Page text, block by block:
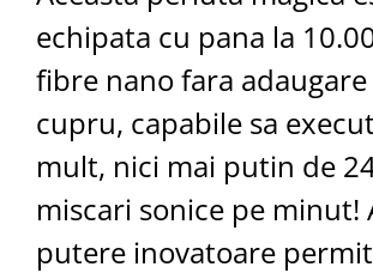
echipata cu pana la
fibre nano fara
cupru, capabile sa
mult, nici mai putin de
miscari sonice pe minut!
putere inovatoare